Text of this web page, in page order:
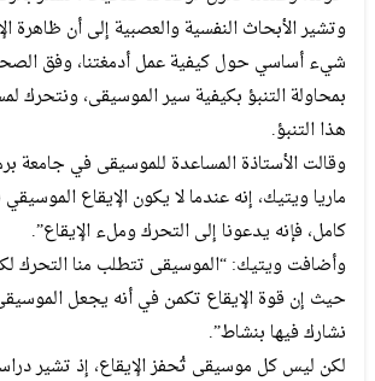
وتشير الأبحاث النفسية والعصبية إلى أن ظاهرة
شيء أساسي حول كيفية عمل أدمغتنا، وفق
بمحاولة التنبؤ بكيفية سير الموسيقى، ونتحرك
هذا التنبؤ.
وقالت الأستاذة المساعدة للموسيقى في جامعة
ماريا ويتيك، إنه عندما لا يكون الإيقاع الموسيقي
كامل، فإنه يدعونا إلى التحرك وملء الإيقاع”.
وأضافت ويتيك: “الموسيقى تتطلب منا التحرك
حيث إن قوة الإيقاع تكمن في أنه يجعل
نشارك فيها بنشاط”.
لكن ليس كل موسيقى تُحفز الإيقاع، إذ تشير